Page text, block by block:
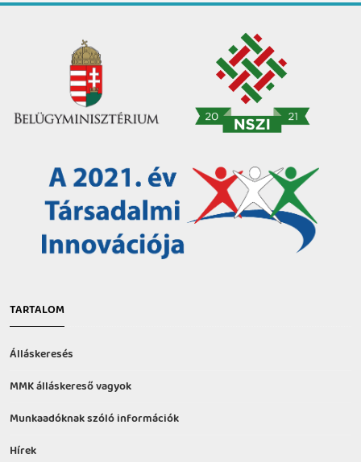
TARTALOM
Álláskeresés
MMK álláskereső vagyok
Munkaadóknak szóló információk
Hírek